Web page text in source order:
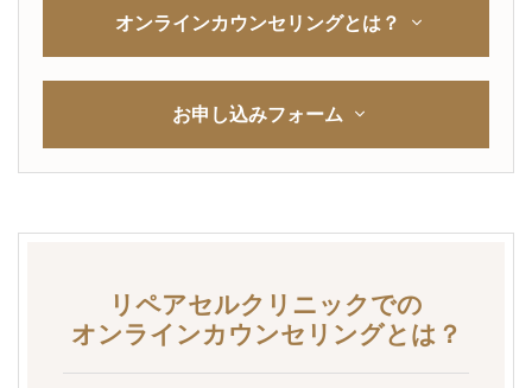
オンラインカウンセリングとは？
お申し込みフォーム
リペアセルクリニックでの
オンラインカウンセリングとは？